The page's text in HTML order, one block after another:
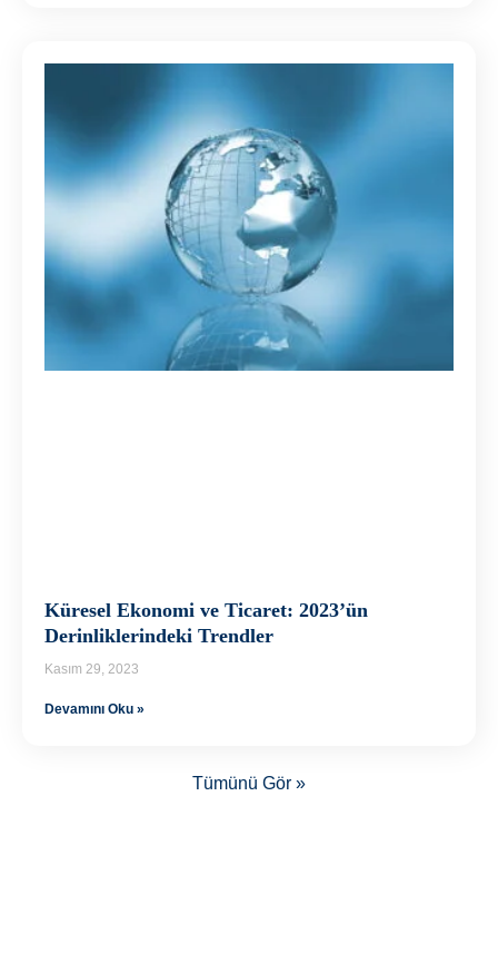
Küresel Ekonomi ve Ticaret: 2023’ün
Derinliklerindeki Trendler
Kasım 29, 2023
Devamını Oku »
Tümünü Gör »